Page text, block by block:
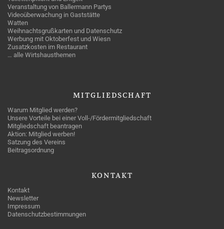
Veranstaltung von Ballermann Partys
Videoüberwachung in Gaststätte
Watten
Weihnachtsgrußkarten und Datenschutz
Werbung mit Oktoberfest und Wiesn
Zusatzkosten im Restaurant
… alle Wirtshausthemen
MITGLIEDSCHAFT
Warum Mitglied werden?
Unsere Vorteile bei einer Voll-/Fördermitgliedschaft
Mitgliedschaft beantragen
Aktion: Mitglied werben!
Satzung des Vereins
Beitragsordnung
KONTAKT
Kontakt
Newsletter
Impressum
Datenschutzbestimmungen